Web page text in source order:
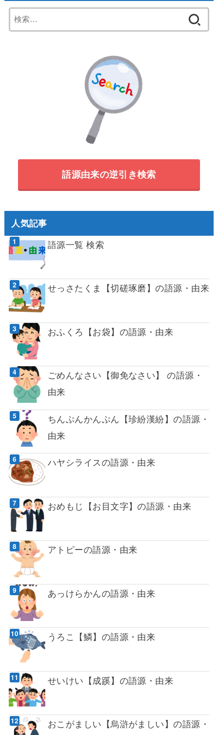
索:
語源由来の逆引き検索
人気記事
語源一覧 検索
せっさたくま【切磋琢磨】の語源・由来
おふくろ【お袋】の語源・由来
ごめんなさい【御免なさい】 の語源・
由来
ちんぷんかんぷん【珍紛漢紛】の語源・
由来
ハヤシライスの語源・由来
おめもじ【お目文字】の語源・由来
アトピーの語源・由来
あっけらかんの語源・由来
うろこ【鱗】の語源・由来
せいけい【成蹊】の語源・由来
おこがましい【烏滸がましい】の語源・